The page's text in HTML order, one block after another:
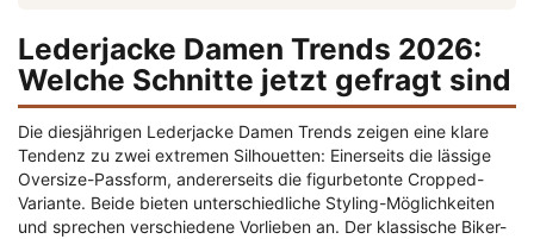
Lederjacke Damen Trends 2026:
Welche Schnitte jetzt gefragt sind
Die diesjährigen Lederjacke Damen Trends zeigen eine klare
Tendenz zu zwei extremen Silhouetten: Einerseits die lässige
Oversize-Passform, andererseits die figurbetonte Cropped-
Variante. Beide bieten unterschiedliche Styling-Möglichkeiten
und sprechen verschiedene Vorlieben an. Der klassische Biker-